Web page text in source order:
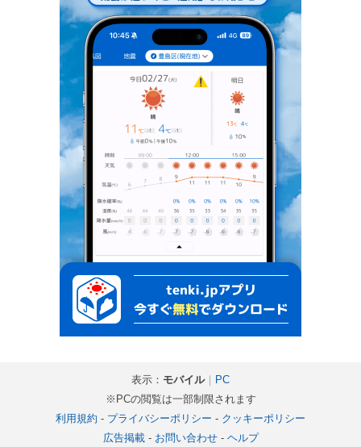
表示： モバイル｜ PC
※PCの閲覧は一部制限されます
利用規約 - プライバシーポリシー - クッキーポリシー
広告掲載- お問い合わせ- ヘルプ